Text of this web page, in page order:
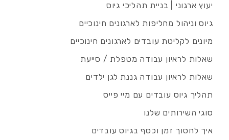
יעוץ ארגוני | בניית תהליכי גיוס
גיוס וניהול מחליפות לארגונים חינוכיים
מיונים לקליטת עובדים לארגונים חינוכיים
שאלות לראיון עבודה מטפלת / סייעת
שאלות לראיון עבודה גננת לגן ילדים
תהליך גיוס עובדים עם מיי פייס
סוגי השירותים שלנו
איך לחסוך זמן וכסף בגיוס עובדים